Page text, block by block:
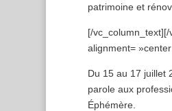
patrimoine et
[/
alignment=
Du 15 au 17 juillet
parole aux
Éphémère.